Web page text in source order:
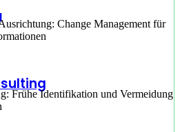
Change Management für
Frühe Identifikation und Vermeidung